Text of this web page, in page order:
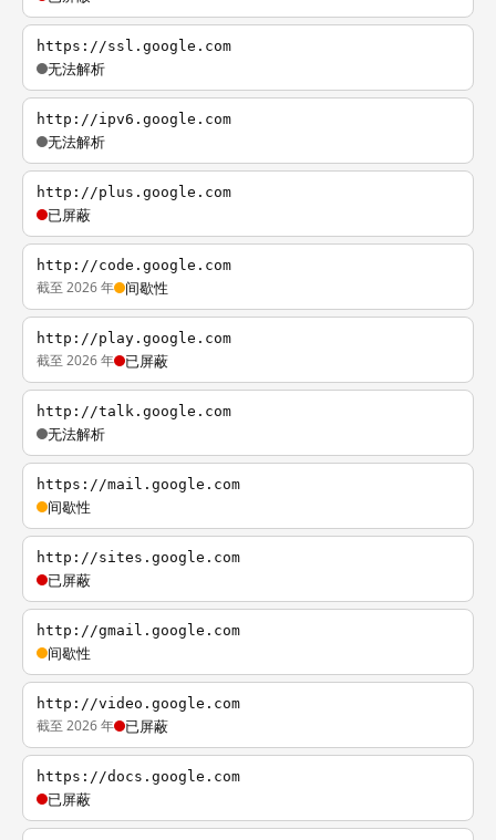
https://ssl.google.com
无法解析
http://ipv6.google.com
无法解析
http://plus.google.com
已屏蔽
http://code.google.com
截至 2026 年 间歇性
http://play.google.com
截至 2026 年 已屏蔽
http://talk.google.com
无法解析
https://mail.google.com
间歇性
http://sites.google.com
已屏蔽
http://gmail.google.com
间歇性
http://video.google.com
截至 2026 年 已屏蔽
https://docs.google.com
已屏蔽